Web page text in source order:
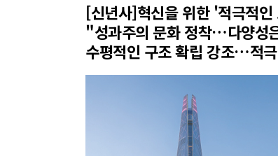
[신년사]혁신을 위한 '적극적
"성과주의 문화 정착…다양성
수평적인 구조 확립 강조…적